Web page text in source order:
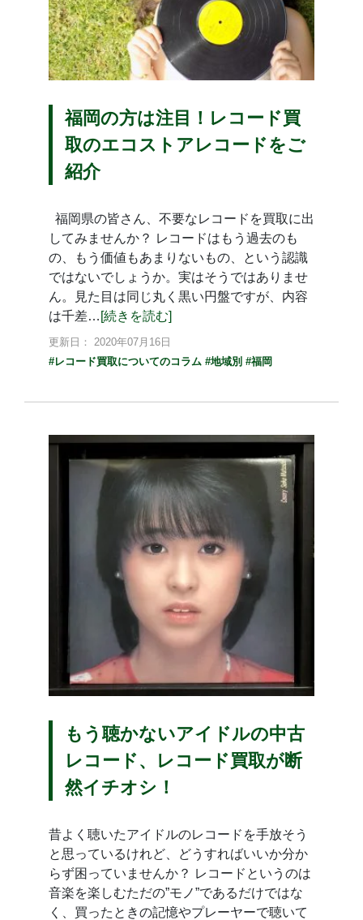
福岡の方は注目！レコード買
取のエコストアレコードをご
紹介
福岡県の皆さん、不要なレコードを買取に出
してみませんか？ レコードはもう過去のも
の、もう価値もあまりないもの、という認識
ではないでしょうか。実はそうではありませ
ん。見た目は同じ丸く黒い円盤ですが、内容
は千差… [続きを読む]
更新日： 2020年07月16日
#レコード買取についてのコラム #地域別 #福岡
もう聴かないアイドルの中古
レコード、レコード買取が断
然イチオシ！
昔よく聴いたアイドルのレコードを手放そう
と思っているけれど、どうすればいいか分か
らず困っていませんか？ レコードというのは
音楽を楽しむただの”モノ”であるだけではな
く、買ったときの記憶やプレーヤーで聴いて